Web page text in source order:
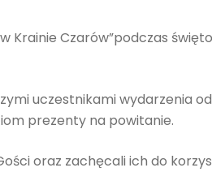
Krainie Czarów”podczas
uczestnikami wydarzenia
prezenty na powitanie.
oraz zachęcali ich do